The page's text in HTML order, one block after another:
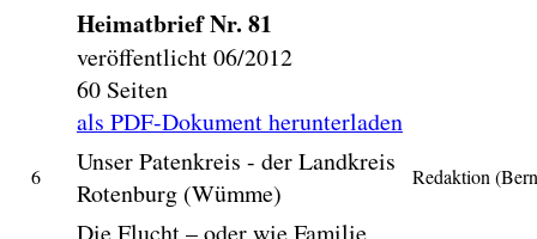
Heimatbrief Nr. 81
veröffentlicht 06/2012
60 Seiten
als PDF-Dokument herunterladen
6
Unser Patenkreis - der Landkreis
Rotenburg (Wümme)
Redaktion
Die Flucht – oder wie Familie